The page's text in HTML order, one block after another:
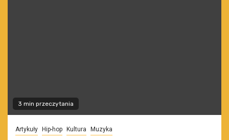
3 min przeczytania
Artykuły Hip-hop Kultura Muzyka